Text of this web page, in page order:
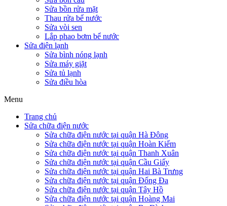
Sửa bồn rửa mặt
Thau rửa bể nước
Sửa vòi sen
Lắp phao bơm bể nước
Sửa điện lạnh
Sửa bình nóng lạnh
Sửa máy giặt
Sửa tủ lạnh
Sửa điều hòa
Menu
Trang chủ
Sửa chữa điện nước
Sửa chữa điện nước tại quận Hà Đông
Sửa chữa điện nước tại quận Hoàn Kiếm
Sửa chữa điện nước tại quận Thanh Xuân
Sửa chữa điện nước tại quận Cầu Giấy
Sửa chữa điện nước tại quận Hai Bà Trưng
Sửa chữa điện nước tại quận Đống Đa
Sửa chữa điện nước tại quận Tây Hồ
Sửa chữa điện nước tại quận Hoàng Mai